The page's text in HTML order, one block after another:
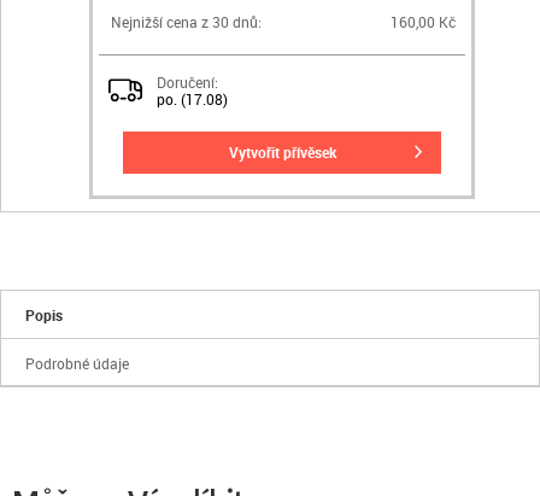
Nejnižší cena z 30 dnů: 160,00 Kč
Doručení:
po. (17.08)
vytvořit přívěsek
Popis
Podrobné údaje